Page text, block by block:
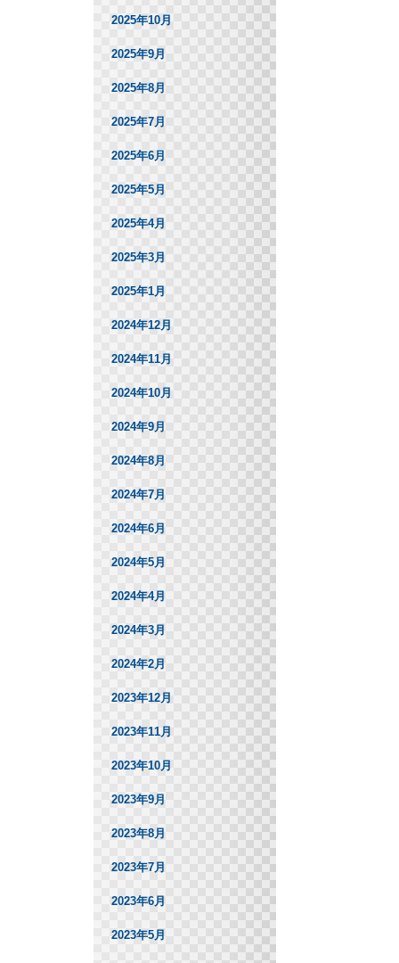
2025年10月
2025年9月
2025年8月
2025年7月
2025年6月
2025年5月
2025年4月
2025年3月
2025年1月
2024年12月
2024年11月
2024年10月
2024年9月
2024年8月
2024年7月
2024年6月
2024年5月
2024年4月
2024年3月
2024年2月
2023年12月
2023年11月
2023年10月
2023年9月
2023年8月
2023年7月
2023年6月
2023年5月